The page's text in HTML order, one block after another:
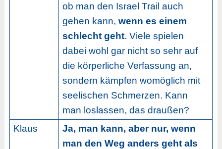
ob man den Israel Trail auch
gehen kann,wenn es einem
schlecht geht. Viele spielen
dabei wohl gar nicht so sehr auf
die körperliche Verfassung an,
sondern kämpfen womöglich mit
seelischen Schmerzen. Kann
man loslassen, das draußen?
Klaus
Ja, man kann, aber nur, wenn
man den Weg anders geht als